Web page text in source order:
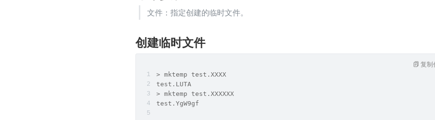
文件：指定创建的临时文件。
创建临时文件
> mktemp test.XXXX
test.LUTA
> mktemp test.XXXXXX
test.YgW9gf
复制